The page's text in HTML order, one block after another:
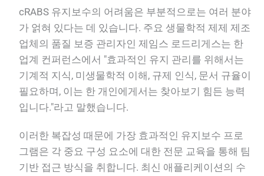
cRABS 유지보수의 어려움은 부분적으로는 여러 분야
가 얽혀 있다는 데 있습니다. 주요 생물학적 제제 제조
업체의 품질 보증 관리자인 제임스 로드리게스는 한
업계 컨퍼런스에서 "효과적인 유지 관리를 위해서는
기계적 지식, 미생물학적 이해, 규제 인식, 문서 규율이
필요하며, 이는 한 개인에게서는 찾아보기 힘든 능력
입니다."라고 말했습니다.
이러한 복잡성 때문에 가장 효과적인 유지보수 프로
그램은 각 중요 구성 요소에 대한 전문 교육을 통해 팀
기반 접근 방식을 취합니다. 최신 애플리케이션의 수